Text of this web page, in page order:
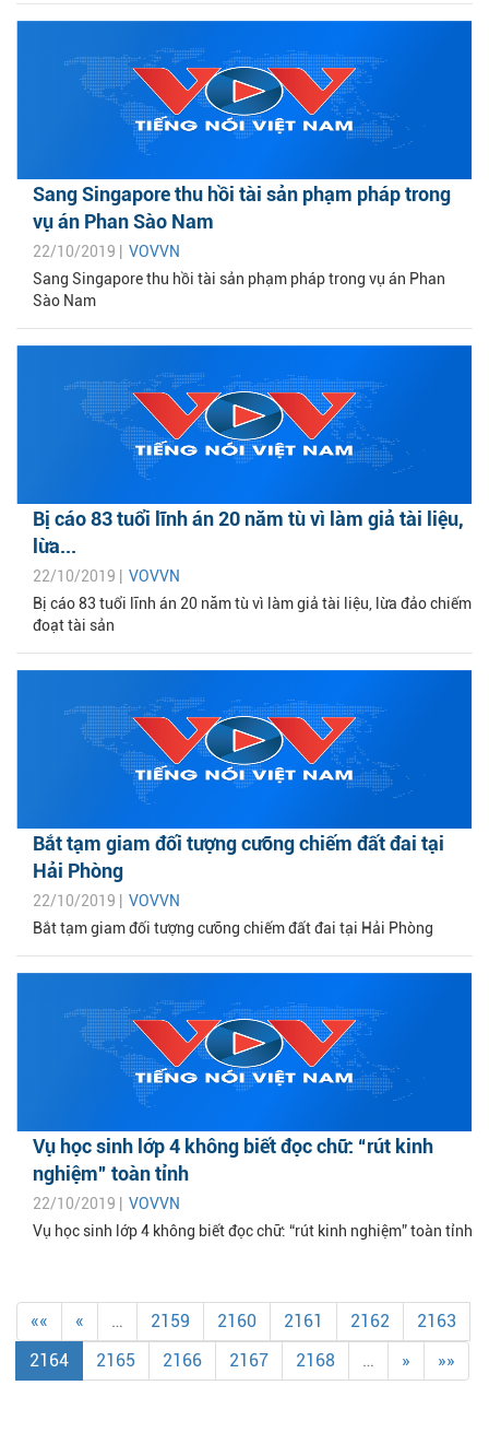
Sang Singapore thu hồi tài sản phạm pháp trong
vụ án Phan Sào Nam
22/10/2019 | VOVVN
Sang Singapore thu hồi tài sản phạm pháp trong vụ án Phan
Sào Nam
Bị cáo 83 tuổi lĩnh án 20 năm tù vì làm giả tài liệu,
lừa...
22/10/2019 | VOVVN
Bị cáo 83 tuổi lĩnh án 20 năm tù vì làm giả tài liệu, lừa đảo chiếm
đoạt tài sản
Bắt tạm giam đối tượng cưỡng chiếm đất đai tại
Hải Phòng
22/10/2019 | VOVVN
Bắt tạm giam đối tượng cưỡng chiếm đất đai tại Hải Phòng
Vụ học sinh lớp 4 không biết đọc chữ: “rút kinh
nghiệm” toàn tỉnh
22/10/2019 | VOVVN
Vụ học sinh lớp 4 không biết đọc chữ: “rút kinh nghiệm” toàn tỉnh
«« « … 2159 2160 2161 2162
2163
2164
2165 2166 2167 2168 … » »»